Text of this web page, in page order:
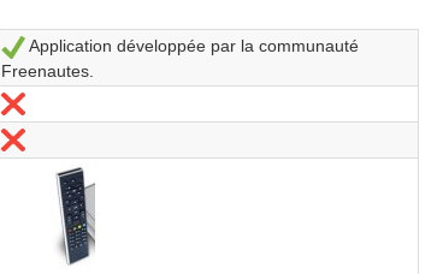
Sí
Application développée par la communauté
Freenautes.
No
No